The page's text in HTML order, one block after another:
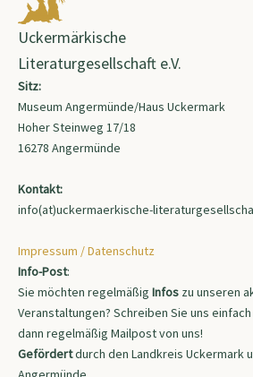
Uckermärkische
Literaturgesellschaft e.V.
Sitz:
Museum Angermünde/Haus Uckermark
Hoher Steinweg 17/18
16278 Angermünde
Kontakt:
info(at)uckermaerkische-
Impressum / Datenschutz
Info-Post:
Sie möchten regelmäßig Infos zu unseren
Veranstaltungen? Schreiben Sie uns
dann regelmäßig Mailpost von uns!
Gefördertdurch den Landkreis Uckermark